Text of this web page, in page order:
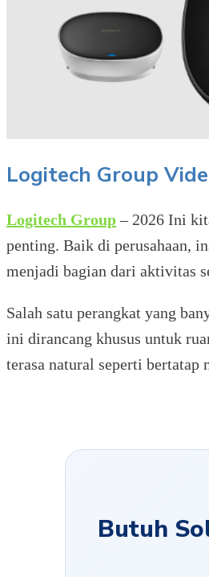
Logitech Group
Logitech Group– 2026 Ini
penting. Baik di perusahaan,
menjadi bagian dari aktivitas
Salah satu perangkat yang
ini dirancang khusus untuk
terasa natural seperti bertatap
Butuh